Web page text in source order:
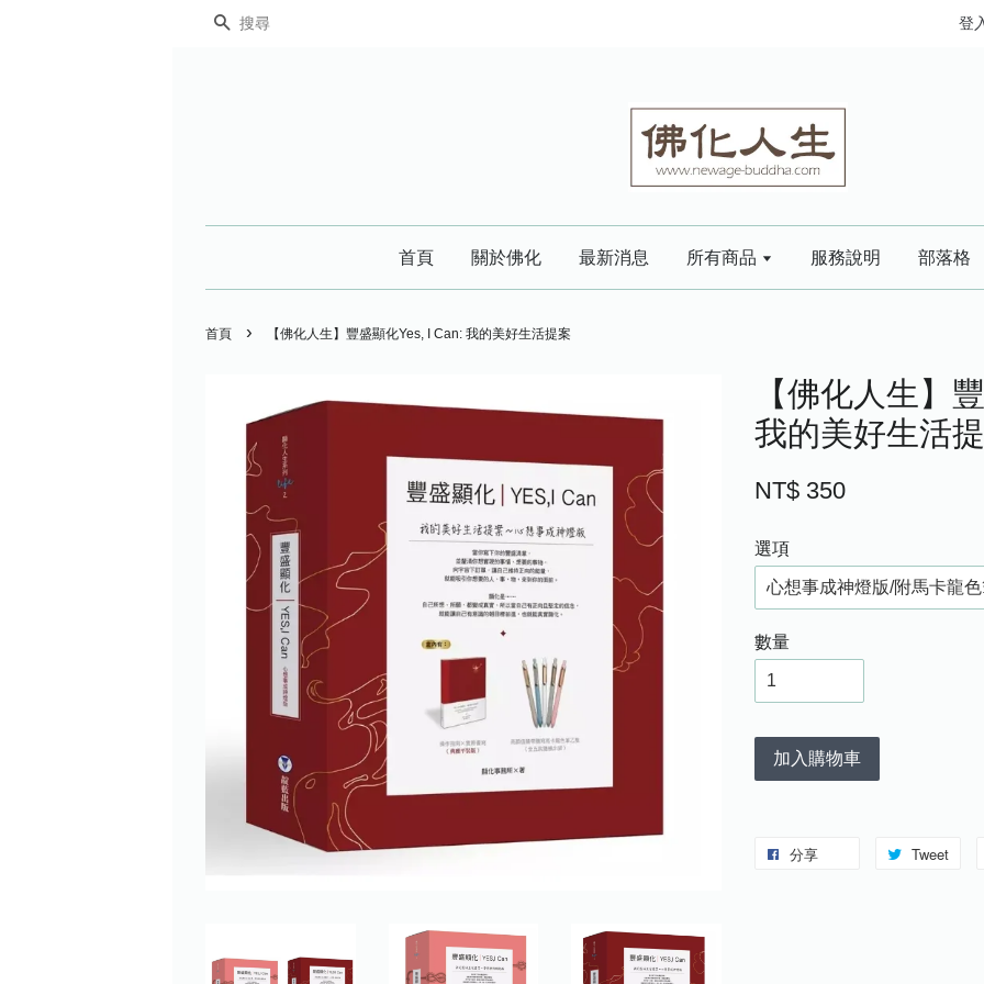
搜尋 登
首頁 關於佛化 最新消息 所有商品 服務說明 部落格
首頁 › 【佛化人生】豐盛顯化Yes, I Can: 我的美好生活提案
【佛化人生】
我的美好生活
NT$ 350
選項
數量
加入購物車
分享 Tweet